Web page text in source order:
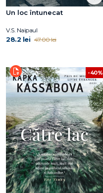
Un loc întunecat
V.S. Naipaul
28.2 lei 47.00 lei
-40%